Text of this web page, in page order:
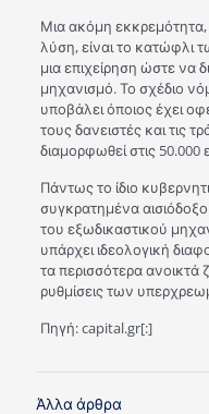
Μια ακόμη εκκρεμότητα,
λύση, είναι το κατώφλι
μια επιχείρηση ώστε να
μηχανισμό. Το σχέδιο
υποβάλει όποιος έχει
τους δανειστές και τις
διαμορφωθεί στις 50.000
Πάντως το ίδιο
συγκρατημένα
του εξωδικαστικού
υπάρχει ιδεολογική
τα περισσότερα
ρυθμίσεις των
Πηγή: capital.gr[:]
Άλλα άρθρα